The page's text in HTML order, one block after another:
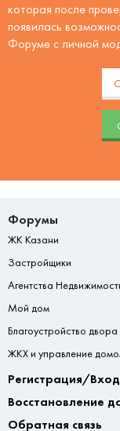
которая после
появилась
Форуме с личной
Форумы
ЖК Казани
Застройщики
Агентства
Мой дом
Благоустройство двора
ЖКХ и управление
Регистрация/Вход
Восстановление
Обратная связь